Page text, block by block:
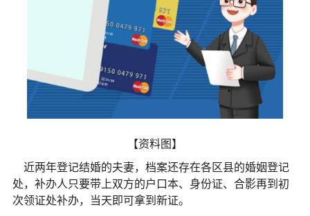
【资料图】
近两年登记结婚的夫妻，档案还存在各区县的婚姻登记
处，补办人只要带上双方的户口本、身份证、合影再到初
次领证处补办，当天即可拿到新证。